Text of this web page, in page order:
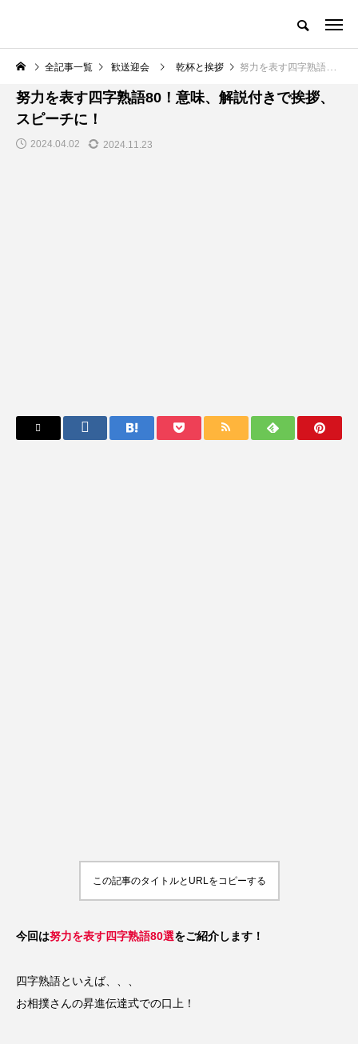
全記事一覧 歓送迎会 乾杯と挨拶 努力を表す四字熟語80！意味、解説付きで挨拶、スピーチに！
歓送迎会
努力を表す四字熟語80！意味、解説付きで挨拶、
スピーチに！
2024.04.02 2024.11.23
この記事のタイトルとURLをコピーする
今回は努力を表す四字熟語80選をご紹介します！
四字熟語といえば、、、
お相撲さんの昇進伝達式での口上！